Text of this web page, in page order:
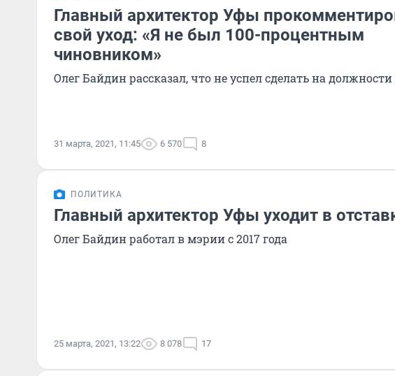
Главный архитектор Уфы
свой уход: «Я не был 100-процентным
чиновником»
Олег Байдин рассказал, что не успел сделать на
31 марта, 2021, 11:45 6 570 8
ПОЛИТИКА
Главный архитектор Уфы уходит в
Олег Байдин работал в мэрии с 2017 года
25 марта, 2021, 13:22 8 078 17